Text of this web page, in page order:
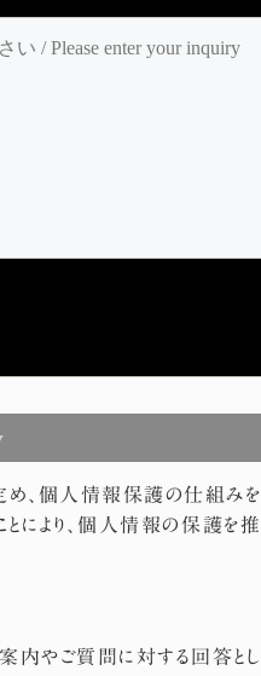
め、個人情報保護の仕組みを
により、個人情報の保護を推
内やご質問に対する回答とし